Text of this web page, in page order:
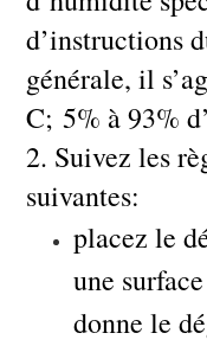
d’instructions
générale, il
C; 5% à 93%
2. Suivez les
suivantes:
placez le
une
donne le